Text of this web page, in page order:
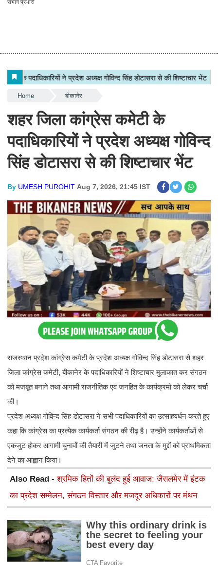
संभाग प्रभारी
Home बीकानेर
शहर जिला कांग्रेस कमेटी के
पदाधिकारियों ने प्रदेश अध्यक्ष गोविन्द
सिंह डोटासरा से की शिष्टाचार भेंट
By UMESH PUROHIT Aug 7, 2026, 21:45 IST
राजस्थान प्रदेश कांग्रेस कमेटी के प्रदेश अध्यक्ष गोविन्द सिंह डोटासरा से शहर
जिला कांग्रेस कमेटी, बीकानेर के पदाधिकारियों ने शिष्टाचार मुलाकात कर संगठन
को मजबूत बनाने तथा आगामी राजनीतिक एवं जनहित के कार्यक्रमों को लेकर चर्चा
की।
प्रदेश अध्यक्ष गोविन्द सिंह डोटासरा ने सभी पदाधिकारियों का उत्साहवर्धन करते हुए
कहा कि कांग्रेस का प्रत्येक कार्यकर्ता संगठन की रीढ़ है। उन्होंने कार्यकर्ताओं से
एकजुट होकर आगामी चुनावों की तैयारी में जुटने तथा जनता के मुद्दों को प्राथमिकता
देने का आह्वान किया।
Also Read -श्रमिक हितों की बुलंद हुई आवाज: जैसलमेर में इंटक
का प्रदेश सम्मेलन, संगठन विस्तार और मजदूर अधिकारों पर मंथन